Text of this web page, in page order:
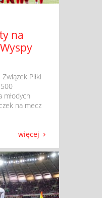
na
Piłki
na mecz
więcej